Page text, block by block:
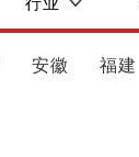
安徽 福建